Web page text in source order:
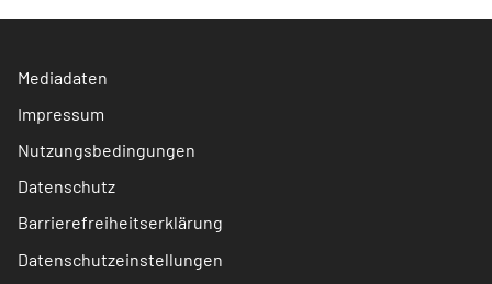
Mediadaten
Impressum
Nutzungsbedingungen
Datenschutz
Barrierefreiheitserklärung
Datenschutzeinstellungen